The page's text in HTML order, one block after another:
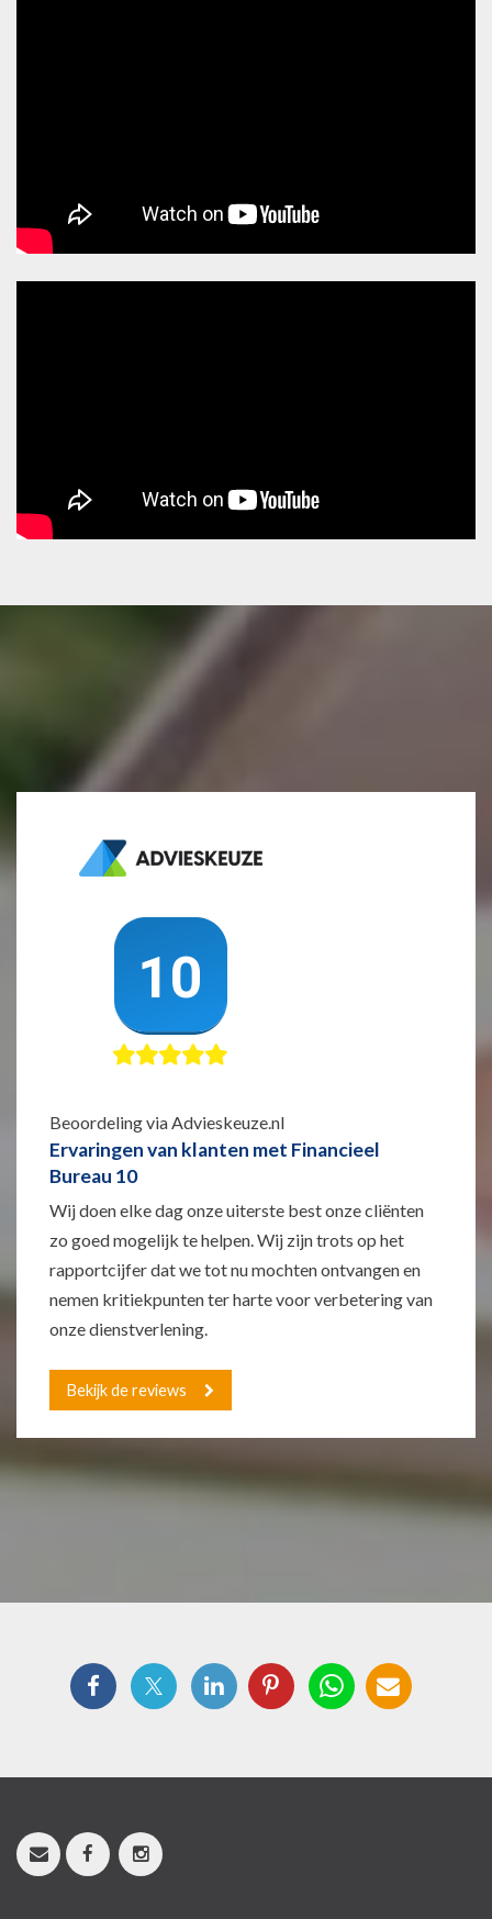
Beoordeling via Advieskeuze.nl
Ervaringen van klanten met Financieel
Bureau 10
Wij doen elke dag onze uiterste best onze cliënten
zo goed mogelijk te helpen. Wij zijn trots op het
rapportcijfer dat we tot nu mochten ontvangen en
nemen kritiekpunten ter harte voor verbetering van
onze dienstverlening.
Bekijk de reviews